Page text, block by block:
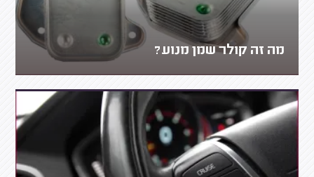
מה זה קולר שמן מנוע?